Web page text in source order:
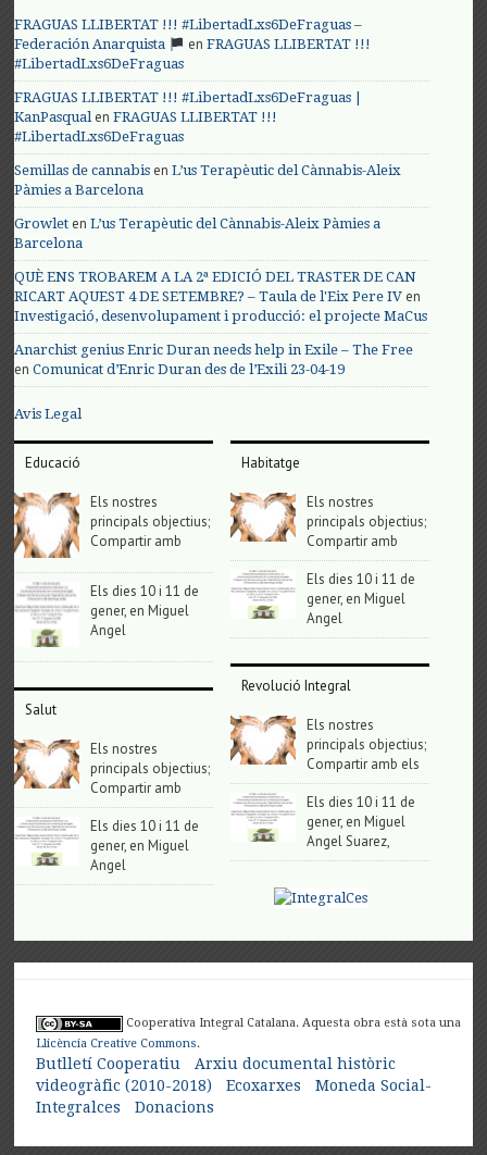
FRAGUAS LLIBERTAT !!! #LibertadLxs6DeFraguas –
Federación Anarquista
enFRAGUAS LLIBERTAT !!!
#LibertadLxs6DeFraguas
FRAGUAS LLIBERTAT !!! #LibertadLxs6DeFraguas |
KanPasqualenFRAGUAS LLIBERTAT !!!
#LibertadLxs6DeFraguas
Semillas de cannabis enL’us Terapèutic del Cànnabis-Aleix
Pàmies a Barcelona
Growlet enL’us Terapèutic del Cànnabis-Aleix Pàmies a
Barcelona
QUÈ ENS TROBAREM A LA 2ª EDICIÓ DEL TRASTER DE CAN
RICART AQUEST 4 DE SETEMBRE? – Taula de l'Eix Pere IV en
Investigació, desenvolupament i producció: el projecte MaCus
Anarchist genius Enric Duran needs help in Exile – The Free
enComunicat d’Enric Duran des de l’Exili 23-04-19
Avis Legal
Educació
Els nostres
principals objectius;
Compartir amb
Els dies 10 i 11 de
gener, en Miguel
Angel
Salut
Els nostres
principals objectius;
Compartir amb
Els dies 10 i 11 de
gener, en Miguel
Angel
Habitatge
Els nostres
principals objectius;
Compartir amb
Els dies 10 i 11 de
gener, en Miguel
Angel
Revolució Integral
Els nostres
principals objectius;
Compartir amb els
Els dies 10 i 11 de
gener, en Miguel
Angel Suarez,
Cooperativa Integral Catalana. Aquesta obra està sota una
Llicència Creative Commons.
Butlletí Cooperatiu
Arxiu documental històric
videogràfic (2010-2018)
Ecoxarxes
Moneda Social-
Integralces
Donacions